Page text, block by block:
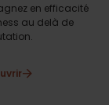
en efficacité
au delà de